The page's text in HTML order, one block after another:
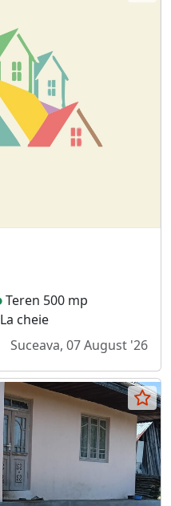
Teren 500 mp
La cheie
Suceava, 07 August '26